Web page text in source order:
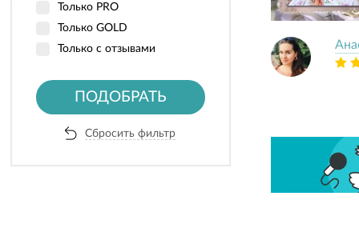
Только PRO
Только GOLD
Только с отзывами
ПОДОБРАТЬ
Сбросить фильтр